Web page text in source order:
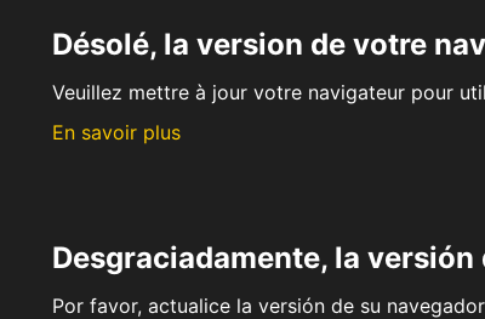
Désolé, la version de votre
Veuillez mettre à jour votre navigateur pour
En savoir plus
Desgraciadamente, la
Por favor, actualice la versión de su